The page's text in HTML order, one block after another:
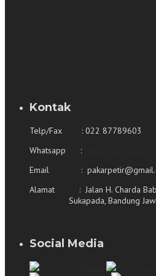
Kontak
Telp/Fax : 022 87789603
Whatsapp :
Email :
Alamat : Jalan H.
Sukapada, Bandung
Social Media